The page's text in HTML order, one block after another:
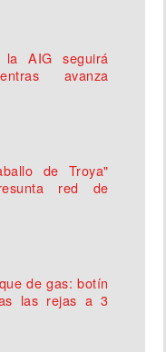
la AIG seguirá
avanza
de Troya"
red de
de gas: botín
las rejas a 3